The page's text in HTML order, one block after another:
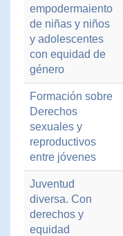
empodermaiento
de niñas y niños
y adolescentes
con equidad de
género
Formación sobre
Derechos
sexuales y
reproductivos
entre jóvenes
Juventud
diversa. Con
derechos y
equidad